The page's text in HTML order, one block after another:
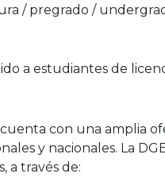
/ pregrado /
a estudiantes de
cuenta con una amplia
y nacionales. La
a través de: